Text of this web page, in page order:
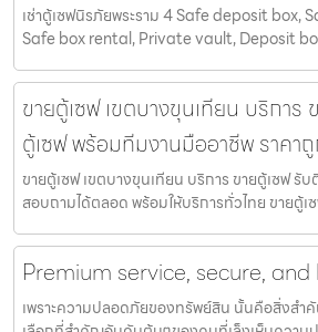
เช่าตู้เซฟนิรภัยพระราม 4 Safe deposit box,
Safe box rental, Private vault, Deposit
ขายตู้เซฟ เขตบางขุนเทียน บริการ
ตู้เซฟ พร้อมทีมงานมืออาชีพ ราคา
ขายตู้เซฟ เขตบางขุนเทียน บริการ ขายตู้เซฟ รั
สอบถามได้ตลอด พร้อมให้บริการทั่วไทย ขายตู้เ
Premium service, secure,
เพราะความปลอดภัยของทรัพย์สิน นั้นคือสิ่งสำ